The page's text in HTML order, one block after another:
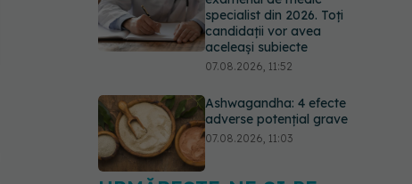
specialist din 2026. Toți
candidații vor avea
aceleași subiecte
07.08.2026, 11:52
Ashwagandha: 4 efecte
adverse potențial grave
07.08.2026, 11:03